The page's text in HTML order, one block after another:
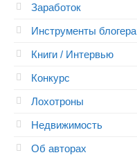
Заработок
Инструменты блогера
Книги / Интервью
Конкурс
Лохотроны
Недвижимость
Об авторах